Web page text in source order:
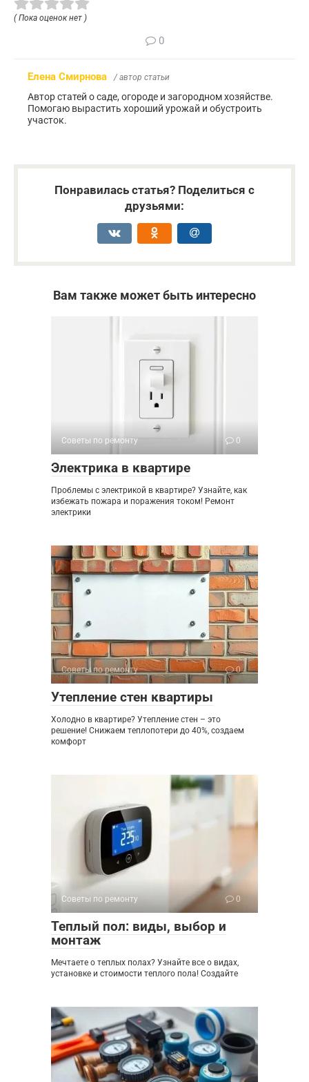
( Пока оценок нет )
0
Елена Смирнова / автор статьи
Автор статей о саде, огороде и загородном хозяйстве.
Помогаю вырастить хороший урожай и обустроить
участок.
Понравилась статья? Поделиться с
друзьями:
Вам также может быть интересно
Советы по ремонту 0
Электрика в квартире
Проблемы с электрикой в квартире? Узнайте, как
избежать пожара и поражения током! Ремонт
электрики
Советы по ремонту 0
Утепление стен квартиры
Холодно в квартире? Утепление стен – это
решение! Снижаем теплопотери до 40%, создаем
комфорт
Советы по ремонту 0
Теплый пол: виды, выбор и
монтаж
Мечтаете о теплых полах? Узнайте все о видах,
установке и стоимости теплого пола! Создайте